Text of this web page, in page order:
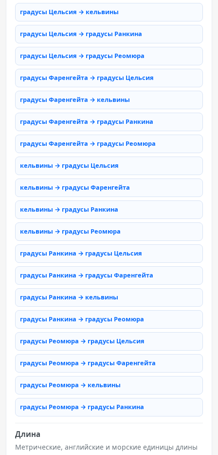
градусы Цельсия → кельвины
градусы Цельсия → градусы Ранкина
градусы Цельсия → градусы Реомюра
градусы Фаренгейта → градусы Цельсия
градусы Фаренгейта → кельвины
градусы Фаренгейта → градусы Ранкина
градусы Фаренгейта → градусы Реомюра
кельвины → градусы Цельсия
кельвины → градусы Фаренгейта
кельвины → градусы Ранкина
кельвины → градусы Реомюра
градусы Ранкина → градусы Цельсия
градусы Ранкина → градусы Фаренгейта
градусы Ранкина → кельвины
градусы Ранкина → градусы Реомюра
градусы Реомюра → градусы Цельсия
градусы Реомюра → градусы Фаренгейта
градусы Реомюра → кельвины
градусы Реомюра → градусы Ранкина
Длина
Метрические, английские и морские единицы длины